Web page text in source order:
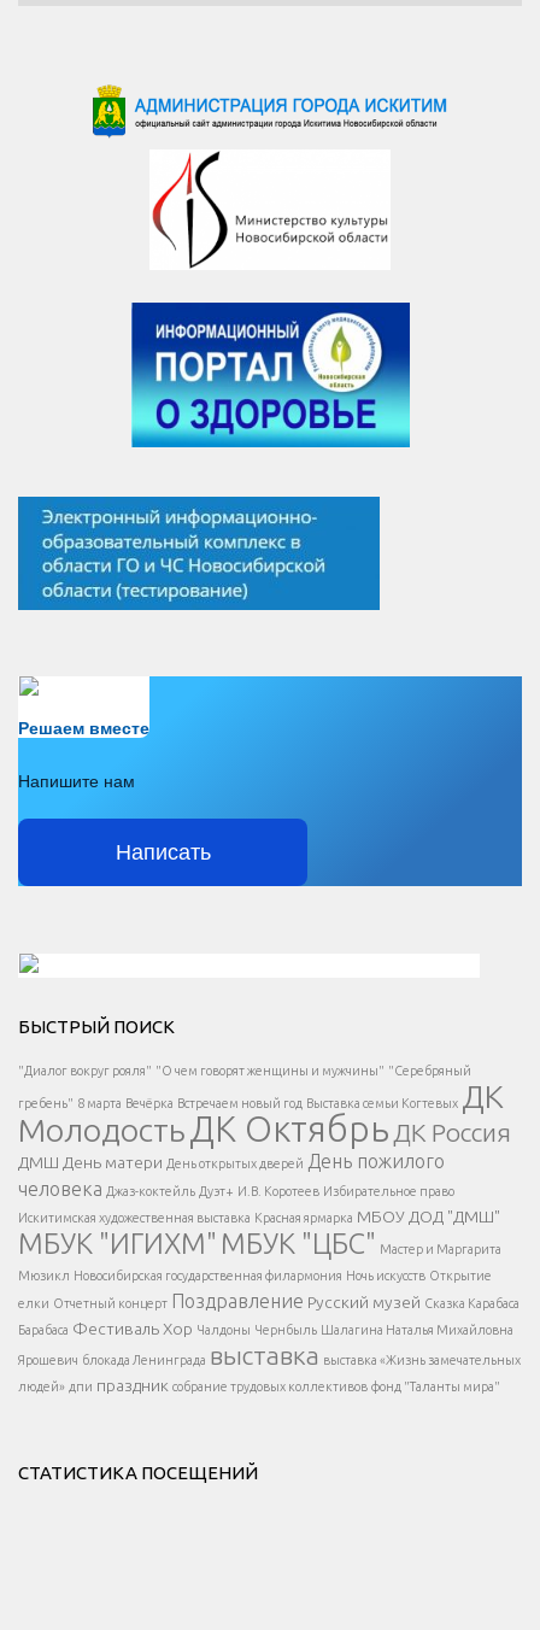
Решаем вместе
Напишите нам
Написать
Есть вопрос?
Напишите нам
</span >
Написать
</button >
</div >
</div > </div >
БЫСТРЫЙ ПОИСК
"Диалог вокруг рояля" "О чем говорят женщины и мужчины" "Серебряный
гребень" 8 марта Вечёрка Встречаем новый год Выставка семьи Когтевых ДК
МолодостьДК Октябрь ДК Россия
ДМШ День матери День открытых дверей День пожилого
человека Джаз-коктейль Дуэт+ И.В. Коротеев Избирательное право
Искитимская художественная выставка Красная ярмарка МБОУ ДОД "ДМШ"
МБУК "ИГИХМ" МБУК "ЦБС" Мастер и Маргарита
Мюзикл Новосибирская государственная филармония Ночь искусств Открытие
елки Отчетный концерт Поздравление Русский музей Сказка Карабаса
Барабаса Фестиваль Хор Чалдоны Чернбыль Шалагина Наталья Михайловна
Ярошевич блокада Ленинграда выставка выставка «Жизнь замечательных
людей» дпи праздник собрание трудовых коллективов фонд "Таланты мира"
СТАТИСТИКА ПОСЕЩЕНИЙ